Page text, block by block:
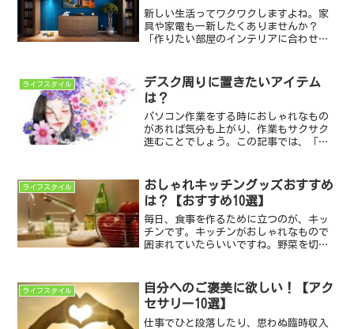
新しい生活ってワクワクしますよね。家
具や家電も一新したくありませんか？
「作りたい部屋のインテリアに合わせ
家具を12選ご紹介します。ぜひ、参考に
してみて下さいね。ブルック...
ライフスタイル
デスク周りに置きたいアイテム
は？
パソコン作業をする時におしゃれなもの
があれば気分も上がり、作業もサクサク
進むことでしょう。この記事では、「さ
ご紹介します。なかなか作業がはかどら
ず集中できない時はその環...
ライフスタイル
おしゃれキッチングッズおすすめ
は？【おすすめ10選】
毎日、食事を作るために立つのが、キッ
チンです。キッチンがおしゃれなもので
囲まれていたらいいですね。野菜を切る
ったり、調味料を並べて置く小さな台、
食器ケースなどキッチンに...
ライフスタイル
自分へのご褒美に欲しい！【アク
セサリー10選】
仕事でひと段落したり、思わぬ臨時収入